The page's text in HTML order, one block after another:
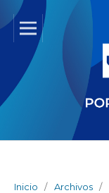
Inicio / Archivos /